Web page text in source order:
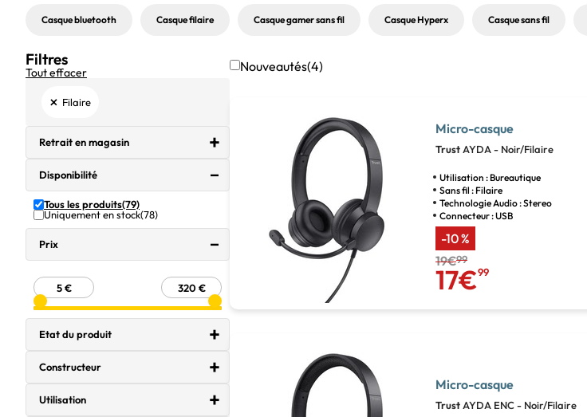
Casque bluetooth Casque filaire Casque gamer sans fil Casque Hyperx Casque sans fil
Filtres
Tout effacer
× Filaire
Retrait en magasin
Disponibilité
Tous les produits(79)
Uniquement en stock(78)
Prix
Etat du produit
Constructeur
Utilisation
Nouveautés(4)
Micro-casque
Trust AYDA - Noir/Filaire
Utilisation : Bureautique
Sans fil : Filaire
Technologie Audio : Stereo
Connecteur : USB
-10 %
19€99
17€99
Micro-casque
Trust AYDA ENC - Noir/Filaire